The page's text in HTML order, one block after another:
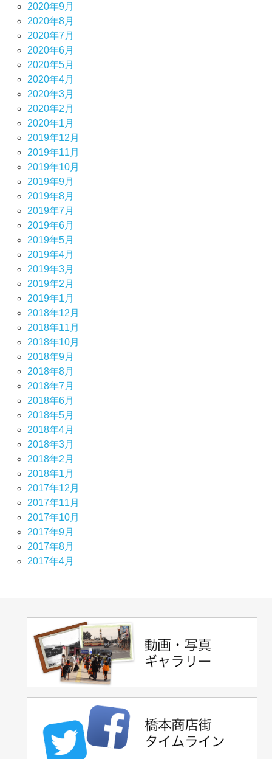
2020年9月
2020年8月
2020年7月
2020年6月
2020年5月
2020年4月
2020年3月
2020年2月
2020年1月
2019年12月
2019年11月
2019年10月
2019年9月
2019年8月
2019年7月
2019年6月
2019年5月
2019年4月
2019年3月
2019年2月
2019年1月
2018年12月
2018年11月
2018年10月
2018年9月
2018年8月
2018年7月
2018年6月
2018年5月
2018年4月
2018年3月
2018年2月
2018年1月
2017年12月
2017年11月
2017年10月
2017年9月
2017年8月
2017年4月